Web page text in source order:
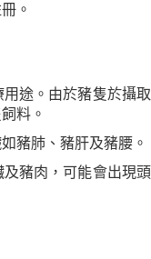
。
途。由於豬隻於攝
料。
豬肺、豬肝及豬腰。
豬肉，可能會出現